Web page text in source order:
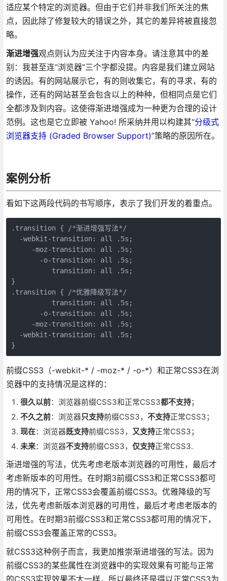
适应某个特定的浏览器。但由于它们并非我们所关注的焦
点，因此除了修复较大的错误之外，其它的差异将被直接忽
略。
渐进增强观点则认为应关注于内容本身。请注意其中的差
别：我甚至连“浏览器”三个字都没提。内容是我们建立网站
的诱因。有的网站展示它，有的则收集它，有的寻求，有的
操作，还有的网站甚至会包含以上的种种，但相同点是它们
全都涉及到内容。这使得渐进增强成为一种更为合理的设计
范例。这也是它立即被 Yahoo! 所采纳并用以构建其“分级式
浏览器支持 (Graded Browser Support)”策略的原因所在。
案例分析
看如下这两段代码的书写顺序，表示了我们开发的着重点。
.transition { /*渐进增强写法*/
  -webkit-transition: all .5s;
     -moz-transition: all .5s;
       -o-transition: all .5s;
          transition: all .5s;
}
.transition { /*优雅降级写法*/
          transition: all .5s;
       -o-transition: all .5s;
     -moz-transition: all .5s;
  -webkit-transition: all .5s;
前缀CSS3（-webkit-* / -moz-* / -o-*）和正常CSS3在浏
览器中的支持情况是这样的：
很久以前：浏览器前缀CSS3和正常CSS3都不支持；
不久之前：浏览器只支持前缀CSS3， 不支持正常CSS3；
现在：浏览器既支持前缀CSS3， 又支持正常CSS3；
未来：浏览器不支持前缀CSS3， 仅支持正常CSS3.
渐进增强的写法，优先考虑老版本浏览器的可用性，最后才
考虑新版本的可用性。在时期3前缀CSS3和正常CSS3都可
用的情况下，正常CSS3会覆盖前缀CSS3。优雅降级的写
法，优先考虑新版本浏览器的可用性，最后才考虑老版本的
可用性。在时期3前缀CSS3和正常CSS3都可用的情况下，
前缀CSS3会覆盖正常的CSS3。
就CSS3这种例子而言，我更加推崇渐进增强的写法。因为
前缀CSS3的某些属性在浏览器中的实现效果有可能与正常
的CSS3实现效果不太一样，所以最终还是得以正常CSS3为